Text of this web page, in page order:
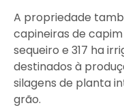
A propriedade
capineiras de
sequeiro e 317 ha
destinados à
silagens de planta
grão.